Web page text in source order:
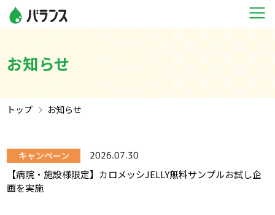
お知らせ
トップ お知らせ
キャンペーン 2026.07.30
【病院・施設様限定】カロメッシJELLY無料サンプルお試し企
画を実施